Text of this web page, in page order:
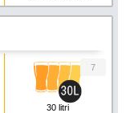
30 litri
7